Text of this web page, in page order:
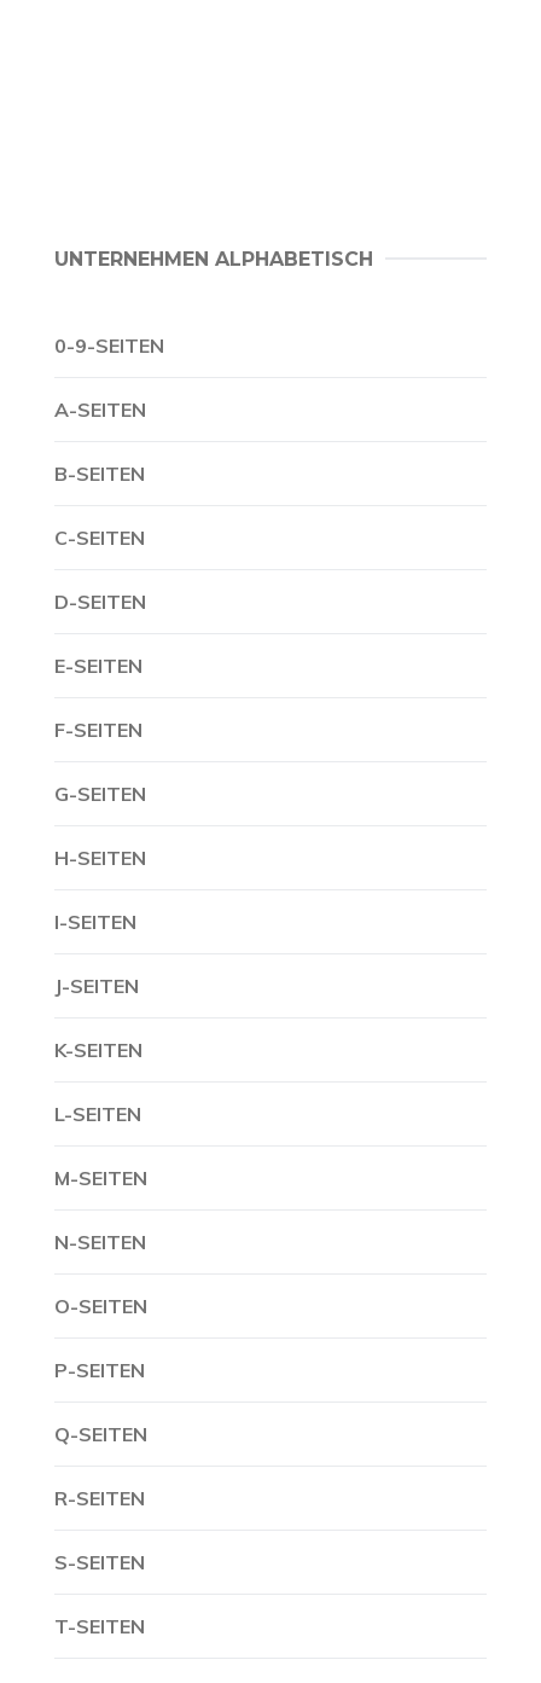
UNTERNEHMEN ALPHABETISCH
0-9-SEITEN
A-SEITEN
B-SEITEN
C-SEITEN
D-SEITEN
E-SEITEN
F-SEITEN
G-SEITEN
H-SEITEN
I-SEITEN
J-SEITEN
K-SEITEN
L-SEITEN
M-SEITEN
N-SEITEN
O-SEITEN
P-SEITEN
Q-SEITEN
R-SEITEN
S-SEITEN
T-SEITEN